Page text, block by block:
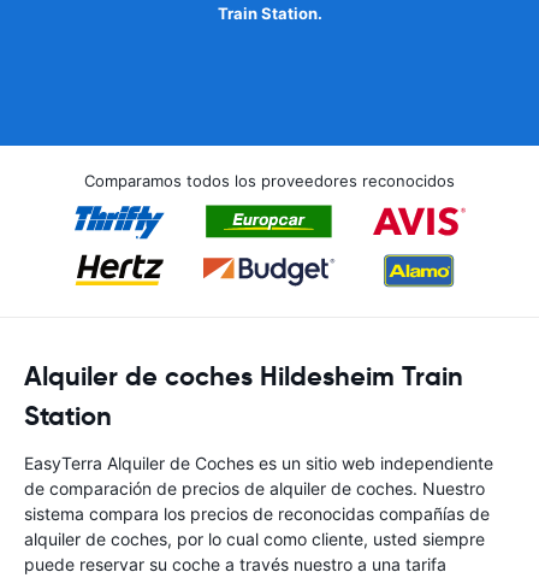
Train Station.
Comparamos todos los proveedores reconocidos
Alquiler de coches Hildesheim Train
Station
EasyTerra Alquiler de Coches es un sitio web independiente
de comparación de precios de alquiler de coches. Nuestro
sistema compara los precios de reconocidas compañías de
alquiler de coches, por lo cual como cliente, usted siempre
puede reservar su coche a través nuestro a una tarifa